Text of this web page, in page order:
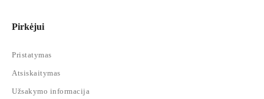
Pirkėjui
Pristatymas
Atsiskaitymas
Užsakymo informacija